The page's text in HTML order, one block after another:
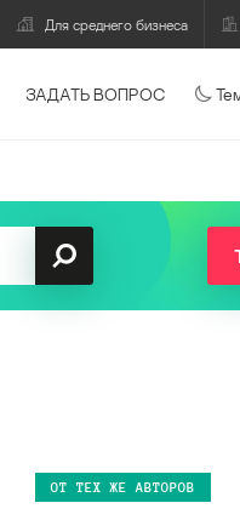
Для среднего бизнеса
ЗАДАТЬ ВОПРОС
ОТ ТЕХ ЖЕ АВТОРОВ